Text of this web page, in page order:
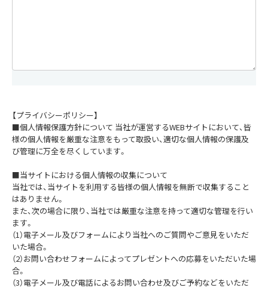
【プライバシーポリシー】
■個人情報保護方針について 当社が運営するWEBサイトにおいて、皆
様の個人情報を厳重な注意をもって取扱い、適切な個人情報の保護及
び管理に万全を尽くしています。
■当サイトにおける個人情報の収集について
当社では、当サイトを利用する皆様の個人情報を無断で収集すること
はありません。
また、次の場合に限り、当社では厳重な注意を持って適切な管理を行い
ます。
（1）電子メール及びフォームにより当社へのご質問やご意見をいただ
いた場合。
（2）お問い合わせフォームによってプレゼントへの応募をいただいた場
合。
（3）電子メール及び電話によるお問い合わせ及びご予約などをいただ